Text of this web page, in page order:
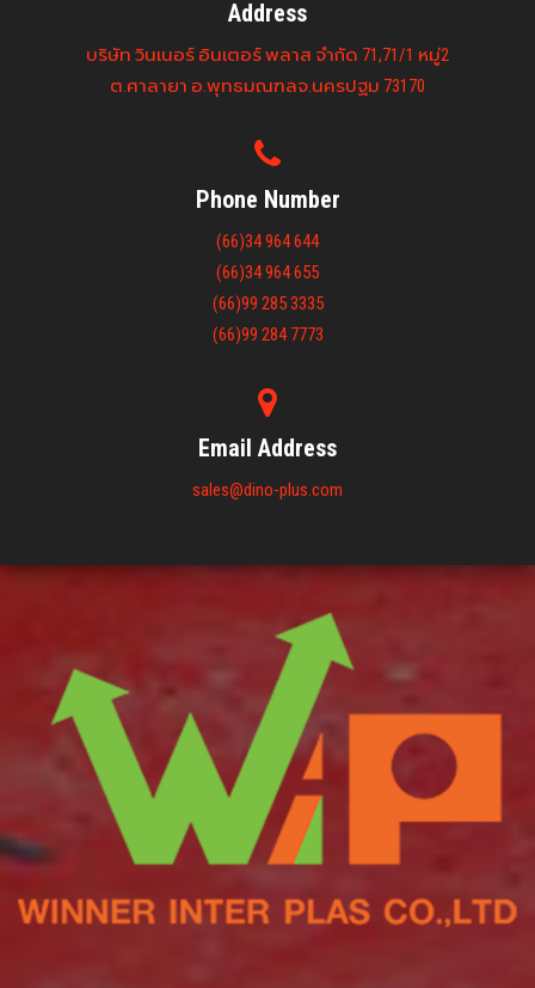
Address
บริษัท วินเนอร์ อินเตอร์ พลาส จำกัด 71,71/1 หมู่2
ต.ศาลายา อ.พุทธมณฑลจ.นครปฐม 73170
Phone Number
(66)34 964 644
(66)34 964 655
(66)99 285 3335
(66)99 284 7773
Email Address
sales@dino-plus.com